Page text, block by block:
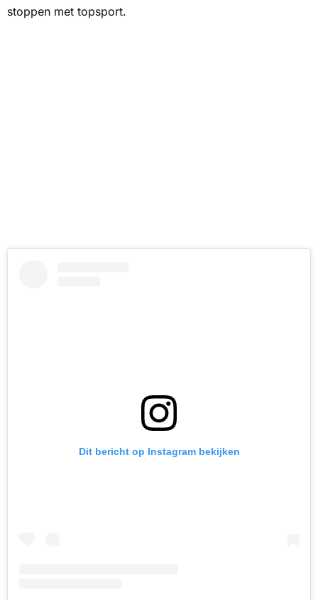
stoppen met topsport.
Dit bericht op Instagram bekijken